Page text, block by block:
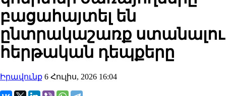
բացահայտել են
ընտրակաշառք ստանալու
հերթական դեպքերը
Իրավունք 6 Հուլիս, 2026 16:04